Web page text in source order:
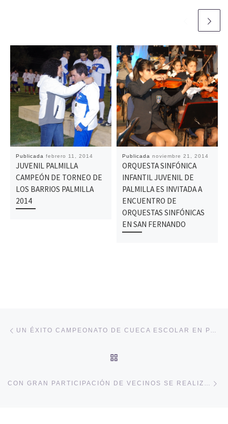
Publicadafebrero 11, 2014
JUVENIL PALMILLA
CAMPEÓN DE TORNEO DE
LOS BARRIOS PALMILLA
2014
Publicadanoviembre 21, 2014
ORQUESTA SINFÓNICA
INFANTIL JUVENIL DE
PALMILLA ES INVITADA A
ENCUENTRO DE
ORQUESTAS SINFÓNICAS
EN SAN FERNANDO
UN ÉXITO CAMPEONATO DE CUECA ESCOLAR EN PALMILLA